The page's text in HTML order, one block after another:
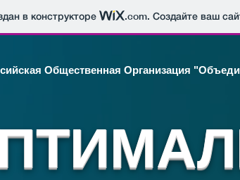
в конструкторе .com. Создайте ваш
Общественная Организация